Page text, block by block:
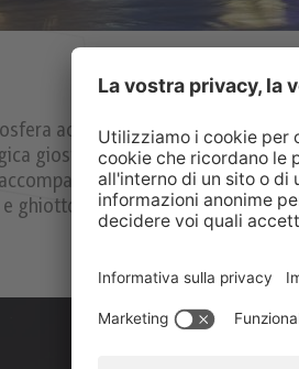
accogliente fanno di questo
giostra, i mansueti pony e il
adulti possono
ghiottonerie locali sulle oltre 68